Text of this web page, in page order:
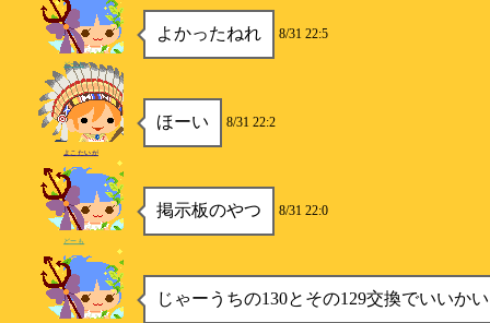
よかったねれ 8/31 22:5
どーも
ほーい 8/31 22:2
よこたいが
掲示板のやつ 8/31 22:0
どーも
じゃーうちの130とその129交換でいいか